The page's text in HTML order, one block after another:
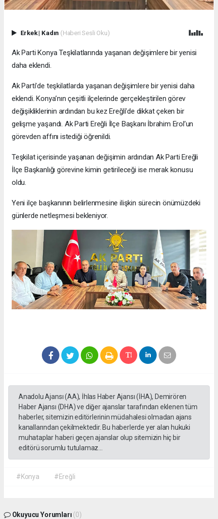
Erkek| Kadın (Haberi Sesli Oku)
Ak Parti Konya Teşkilatlarında yaşanan değişimlere bir yenisi
daha eklendi.
Ak Parti’de teşkilatlarda yaşanan değişimlere bir yenisi daha
eklendi. Konya’nın çeşitli ilçelerinde gerçekleştirilen görev
değişikliklerinin ardından bu kez Ereğli’de dikkat çeken bir
gelişme yaşandı. Ak Parti Ereğli İlçe Başkanı İbrahim Erol’un
görevden affını istediği öğrenildi.
Teşkilat içerisinde yaşanan değişimin ardından Ak Parti Ereğli
İlçe Başkanlığı görevine kimin getirileceği ise merak konusu
oldu.
Yeni ilçe başkanının belirlenmesine ilişkin sürecin önümüzdeki
günlerde netleşmesi bekleniyor.
Anadolu Ajansı (AA), İhlas Haber Ajansı (İHA), Demirören
Haber Ajansı (DHA) ve diğer ajanslar tarafından eklenen tüm
haberler, sitemizin editörlerinin müdahalesi olmadan ajans
kanallarından çekilmektedir. Bu haberlerde yer alan hukuki
muhataplar haberi geçen ajanslar olup sitemizin hiç bir
editörü sorumlu tutulamaz...
#Konya #Ereğli
Okuyucu Yorumları (0)